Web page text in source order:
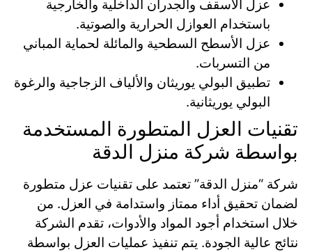
عزل الأسقف والجدران الداخلية والخارجية
باستخدام العوازل الحرارية والصوتية.
عزل الأسطح السطحية والمائلة لحماية المباني
من التسربات.
تطبيق البولي يوريثان والألياف الزجاجية والرغوة
البولي يوريثانية.
تقنيات العزل المتطورة المستخدمة
بواسطة شركة منزل الدقة
شركة “منزل الدقة” تعتمد على تقنيات عزل متطورة
لضمان تحقيق أداء ممتاز واستدامة في العزل. من
خلال استخدام أجود المواد والأدوات، تقدم الشركة
نتائج عالية الجودة. يتم تنفيذ عمليات العزل بواسطة